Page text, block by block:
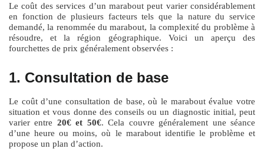
Le coût des services d’un marabout peut varier considérablement
en fonction de plusieurs facteurs tels que la nature du service
demandé, la renommée du marabout, la complexité du problème à
résoudre, et la région géographique. Voici un aperçu des
fourchettes de prix généralement observées :
1. Consultation de base
Le coût d’une consultation de base, où le marabout évalue votre
situation et vous donne des conseils ou un diagnostic initial, peut
varier entre 20€ et 50€. Cela couvre généralement une séance
d’une heure ou moins, où le marabout identifie le problème et
propose un plan d’action.